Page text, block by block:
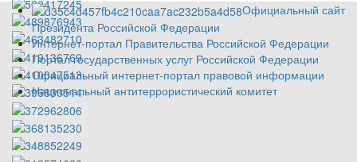
Официальный сайт
Президента Российской Федерации
Интернет-портал Правительства Российской Федерации
Портал государственных услуг Российской Федерации
Официальный интернет-портал правовой информации
Национальный антитеррористический комитет